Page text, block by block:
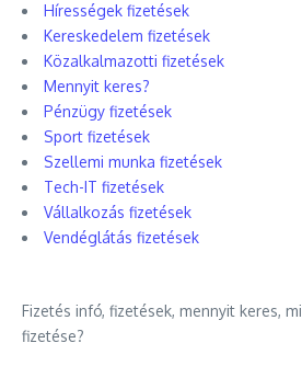
Hírességek fizetések
Kereskedelem fizetések
Közalkalmazotti fizetések
Mennyit keres?
Pénzügy fizetések
Sport fizetések
Szellemi munka fizetések
Tech-IT fizetések
Vállalkozás fizetések
Vendéglátás fizetések
Fizetés infó, fizetések, mennyit keres,
fizetése?